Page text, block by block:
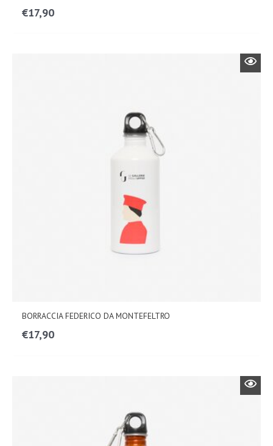
€17,90
BORRACCIA FEDERICO DA MONTEFELTRO
€17,90